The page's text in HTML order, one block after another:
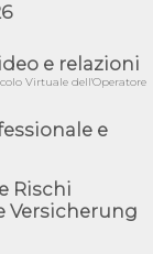
procedimenti
ad
passa ora al
3 mld di
e relazioni
Virtuale dell'Operatore
e
Rischi
Versicherung